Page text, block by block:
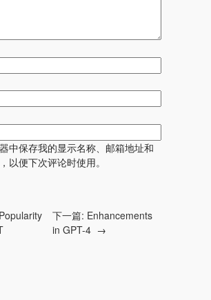
中保存我的显示名称、邮箱地址和
以便下次评论时使用。
Popularity
下一篇: Enhancements
in GPT-4 →